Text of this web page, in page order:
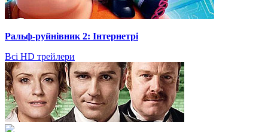
Ральф-руйнівник 2: Інтернетрі
Всі HD трейлери